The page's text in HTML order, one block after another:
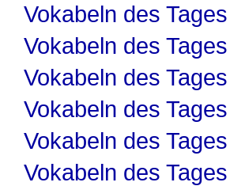
Vokabeln des
Vokabeln des
Vokabeln des
Vokabeln des
Vokabeln des
Vokabeln des